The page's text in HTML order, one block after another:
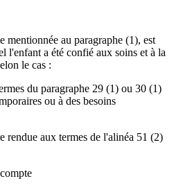
mentionnée au paragraphe (1), est
l'enfant a été confié aux soins et à la
le cas :
du paragraphe 29 (1) ou 30 (1)
ou à des besoins
rendue aux termes de l'alinéa 51 (2)